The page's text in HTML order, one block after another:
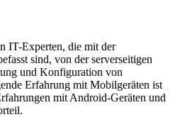
IT-Experten, die mit der
sind, von der serverseitigen
und Konfiguration von
Erfahrung mit Mobilgeräten ist
mit Android-Geräten und